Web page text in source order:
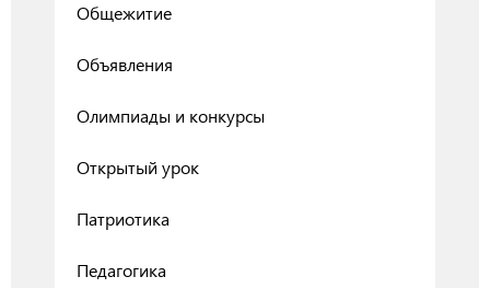
Общежитие
Объявления
Олимпиады и конкурсы
Открытый урок
Патриотика
Педагогика